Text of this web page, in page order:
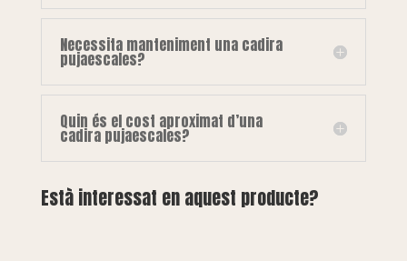
Necessita manteniment una cadira
pujaescales?
Quin és el cost aproximat d’una
cadira pujaescales?
Està interessat en aquest producte?